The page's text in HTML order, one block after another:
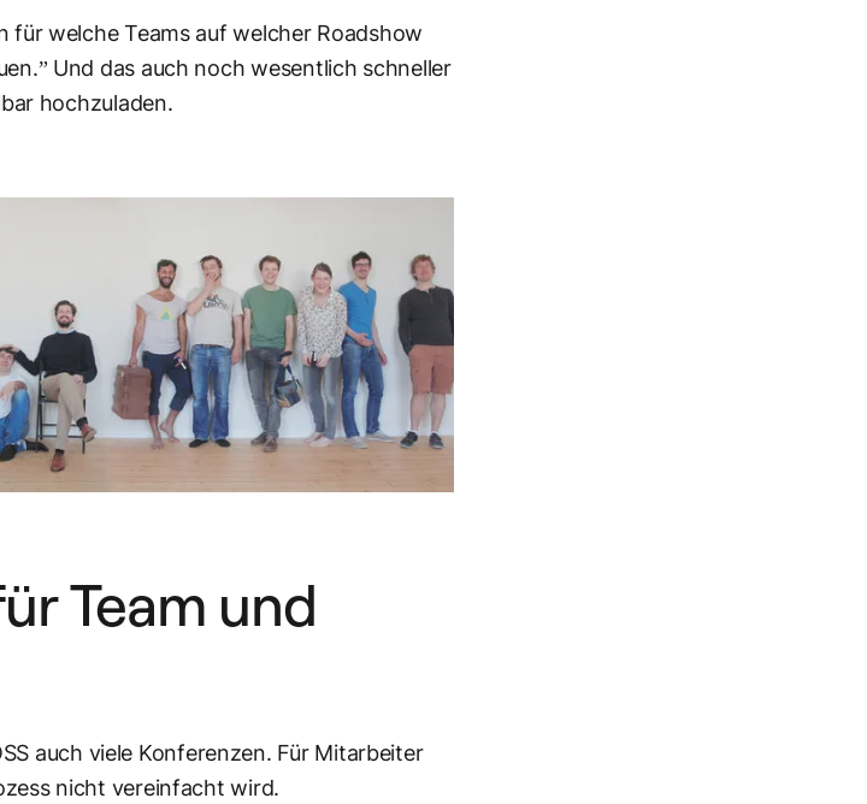
welche Teams auf welcher Roadshow
Und das auch noch wesentlich schneller
hochzuladen.
Team und
auch viele Konferenzen. Für Mitarbeiter
nicht vereinfacht wird.